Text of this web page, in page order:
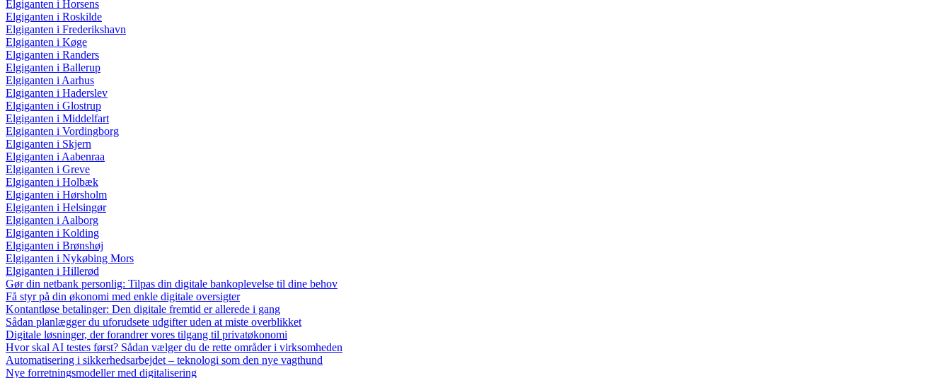
Elgiganten i Horsens
Elgiganten i Roskilde
Elgiganten i Frederikshavn
Elgiganten i Køge
Elgiganten i Randers
Elgiganten i Ballerup
Elgiganten i Aarhus
Elgiganten i Haderslev
Elgiganten i Glostrup
Elgiganten i Middelfart
Elgiganten i Vordingborg
Elgiganten i Skjern
Elgiganten i Aabenraa
Elgiganten i Greve
Elgiganten i Holbæk
Elgiganten i Hørsholm
Elgiganten i Helsingør
Elgiganten i Aalborg
Elgiganten i Kolding
Elgiganten i Brønshøj
Elgiganten i Nykøbing Mors
Elgiganten i Hillerød
Gør din netbank personlig: Tilpas din digitale bankoplevelse til dine behov
Få styr på din økonomi med enkle digitale oversigter
Kontantløse betalinger: Den digitale fremtid er allerede i gang
Sådan planlægger du uforudsete udgifter uden at miste overblikket
Digitale løsninger, der forandrer vores tilgang til privatøkonomi
Hvor skal AI testes først? Sådan vælger du de rette områder i virksomheden
Automatisering i sikkerhedsarbejdet – teknologi som den nye vagthund
Nye forretningsmodeller med digitalisering